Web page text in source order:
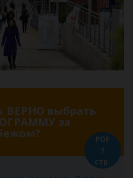
ВЕРНО выбрать
за
PDF
7
стр.